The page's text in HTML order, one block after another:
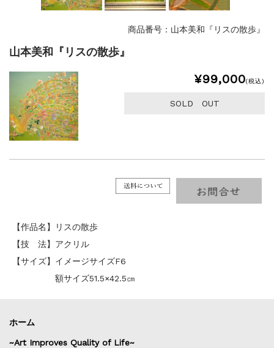
商品番号：山本美和『リスの散歩』
山本美和『リスの散歩』
¥99,000(税込)
SOLD OUT
【作品名】リスの散歩
【技 法】アクリル
【サイズ】イメージサイズF6
額サイズ51.5×42.5㎝
ホーム
~Art Improves Quality of Life~